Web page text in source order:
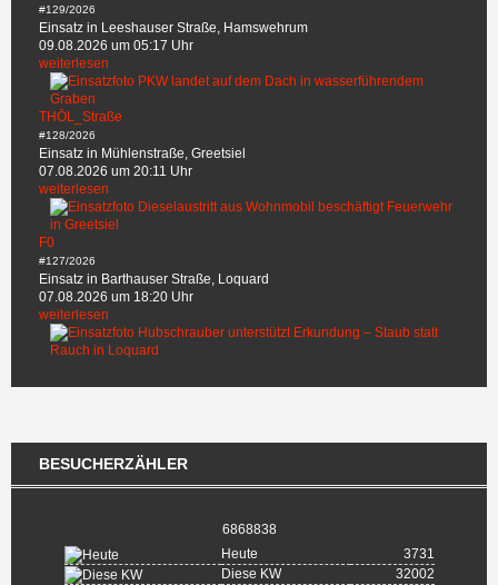
#129/2026
Einsatz in Leeshauser Straße, Hamswehrum
09.08.2026 um 05:17 Uhr
weiterlesen
THÖL_Straße
#128/2026
Einsatz in Mühlenstraße, Greetsiel
07.08.2026 um 20:11 Uhr
weiterlesen
F0
#127/2026
Einsatz in Barthauser Straße, Loquard
07.08.2026 um 18:20 Uhr
weiterlesen
BESUCHERZÄHLER
6868838
Heute
3731
Diese KW
32002